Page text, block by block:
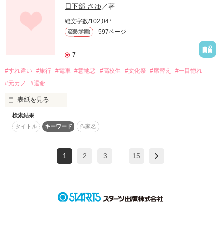
感想ありがとうございました。
＊―――――――＊
最後まで読んでいただけたらできるだけ感想のほうヨロシクお
願いします。
おかげさまで40000pv突破!!!
ありがと―ございます><泣
作品を読む
「……明良？！」
「俺のこと覚えてたんだ…エライね。でも俺の前から突然いな
くなった事…許さないからね」
もう、玲美を離さない………たとえ、傷つけても…
そのおかげですれ違う
２人―…
幼なじみは俺様男！
パス解除しました++
上野　真琴　16歳
-makoto ueno-
大好きなあの人は７コ上
―貴方にとってわたしは何？―
出逢いから三年
『夜をすり抜けて』season2
日下部 さゆ／著
総文字数/102,047
恋愛(学園) 597ページ
7
#すれ違い #旅行 #電車 #意地悪 #高校生 #文化祭 #席替え
#一目惚れ
#元カノ
#運命
表紙を見る
〜＊〜＊〜＊〜＊〜＊〜＊〜＊〜＊〜
きみが想うよりも
キミをみつけてたよ
検索結果
タイトル
キーワード 作家名
1 2 3 … 15